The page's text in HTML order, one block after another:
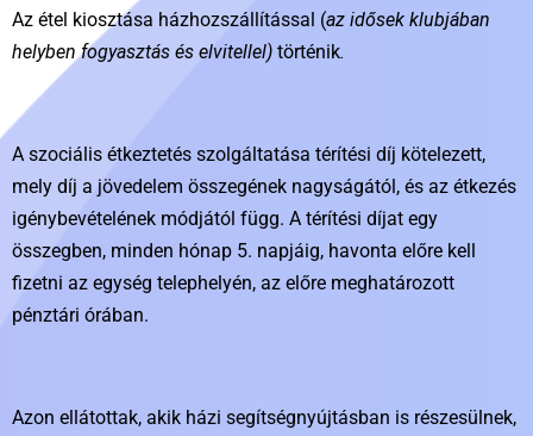
Az étel kiosztása házhozszállítással (az idősek klubjában
helyben fogyasztás és elvitellel) történik.
A szociális étkeztetés szolgáltatása térítési díj kötelezett,
mely díj a jövedelem összegének nagyságától, és az étkezés
igénybevételének módjától függ. A térítési díjat egy
összegben, minden hónap 5. napjáig, havonta előre kell
fizetni az egység telephelyén, az előre meghatározott
pénztári órában.
Azon ellátottak, akik házi segítségnyújtásban is részesülnek,